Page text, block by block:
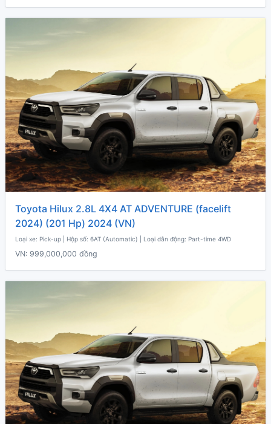
Toyota Hilux 2.8L 4X4 AT ADVENTURE (facelift
2024) (201 Hp) 2024 (VN)
Loại xe: Pick-up | Hộp số: 6AT (Automatic) | Loại dẫn động: Part-time 4WD
VN: 999,000,000 đồng